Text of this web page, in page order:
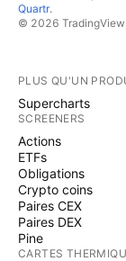
Quartr.
© 2026
PLUS QU'UN
Supercharts
SCREENERS
Actions
ETFs
Obligations
Crypto coins
Paires CEX
Paires DEX
Pine
CARTES